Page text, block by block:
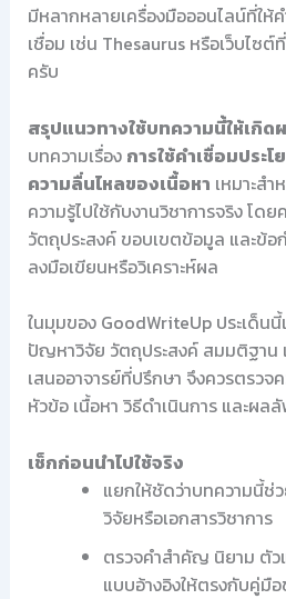
มีหลากหลายเครื่องมือออนไลน์ที่ให้ค
เชื่อม เช่น Thesaurus หรือเว็บไซต์
ครับ
สรุปแนวทางใช้บทความนี้ให้เกิด
บทความเรื่อง การใช้คำเชื่อมประ
ความลื่นไหลของเนื้อหา เหมาะส
ความรู้ไปใช้กับงานวิชาการจริง โด
วัตถุประสงค์ ขอบเขตข้อมูล และข้
ลงมือเขียนหรือวิเคราะห์ผล
ในมุมของ GoodWriteUp ประเด็น
ปัญหาวิจัย วัตถุประสงค์ สมมติฐาน
เสนออาจารย์ที่ปรึกษา จึงควรตรวจ
หัวข้อ เนื้อหา วิธีดำเนินการ และผล
เช็กก่อนนำไปใช้จริง
แยกให้ชัดว่าบทความนี้ช่
วิจัยหรือเอกสารวิชาการ
ตรวจคำสำคัญ นิยาม ตัว
แบบอ้างอิงให้ตรงกับคู่มื